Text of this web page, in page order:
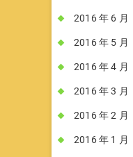
2016 年 6 月
2016 年 5 月
2016 年 4 月
2016 年 3 月
2016 年 2 月
2016 年 1 月